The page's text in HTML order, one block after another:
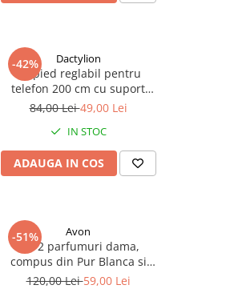
-42% Dactylion
Trepied reglabil pentru
telefon 200 cm cu suport
smartphone din ABS reglabil
deschidere maxima 8 cm,
pentru vlogging, streaming si
fotografie
84,00 Lei49,00 Lei
IN STOC
ADAUGA IN COS
-51% Avon
Set 2 parfumuri dama,
compus din Pur Blanca si
Passion Dance 50 ml, Avon
120,00 Lei59,00 Lei